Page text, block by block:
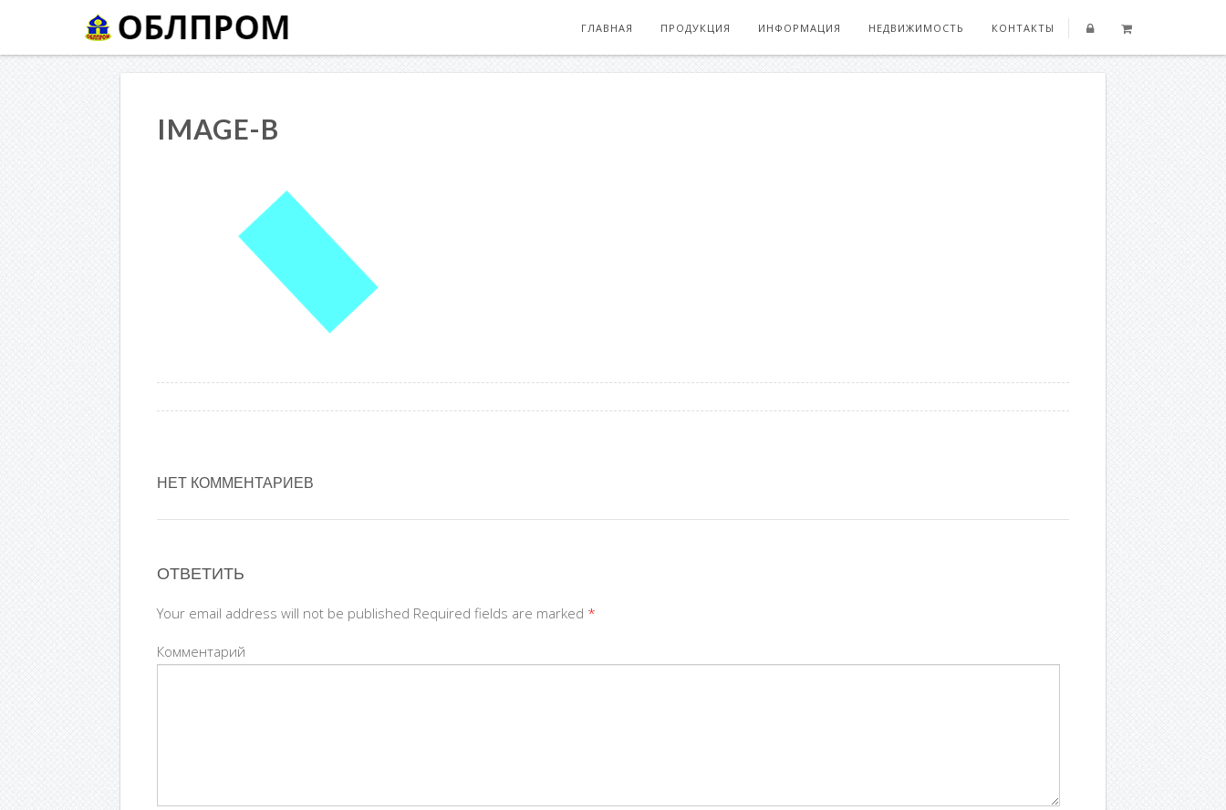
ГЛАВНАЯ ПРОДУКЦИЯ ИНФОРМАЦИЯ НЕДВИЖИМОСТЬ КОНТАКТЫ
IMAGE-B
НЕТ КОММЕНТАРИЕВ
ОТВЕТИТЬ
Your email address will not be published Required fields are marked *
Комментарий